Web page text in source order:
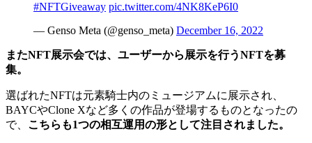
#NFTGiveaway pic.twitter.com/4NK8KeP6I0
— Genso Meta (@genso_meta) December 16, 2022
またNFT展示会では、ユーザーから展示を行うNFTを募
集。
選ばれたNFTは元素騎士内のミュージアムに展示され、
BAYCやClone Xなど多くの作品が登場するものとなったの
で、 こちらも1つの相互運用の形として注目されました。